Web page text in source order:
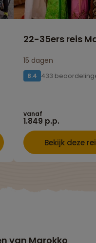
22-35ers reis
15 dagen
8.4 433
vanaf
1.849 p.p.
Bekijk deze
van Marokko